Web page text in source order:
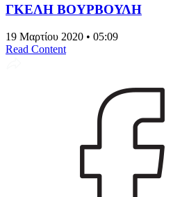
ΓΚΕΛΗ ΒΟΥΡΒΟΥΛΗ
19 Μαρτίου 2020 • 05:09
Read Content